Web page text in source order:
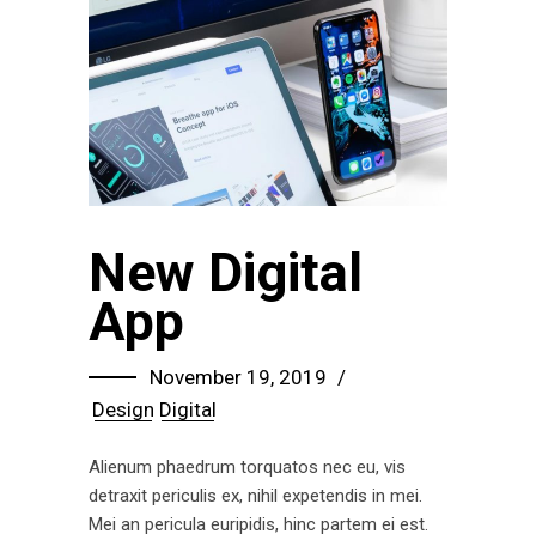
New Digital
App
November 19, 2019
Design Digital
Alienum phaedrum torquatos nec eu, vis
detraxit periculis ex, nihil expetendis in mei.
Mei an pericula euripidis, hinc partem ei est.